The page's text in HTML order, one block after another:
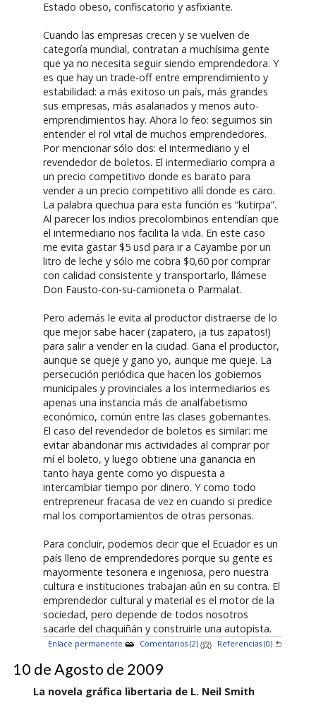
Estado obeso, confiscatorio y asfixiante.
Cuando las empresas crecen y se vuelven de
categoría mundial, contratan a muchísima gente
que ya no necesita seguir siendo emprendedora. Y
es que hay un trade-off entre emprendimiento y
estabilidad: a más exitoso un país, más grandes
sus empresas, más asalariados y menos auto-
emprendimientos hay. Ahora lo feo: seguimos sin
entender el rol vital de muchos emprendedores.
Por mencionar sólo dos: el intermediario y el
revendedor de boletos. El intermediario compra a
un precio competitivo donde es barato para
vender a un precio competitivo allí donde es caro.
La palabra quechua para esta función es “kutirpa”.
Al parecer los indios precolombinos entendían que
el intermediario nos facilita la vida. En este caso
me evita gastar $5 usd para ir a Cayambe por un
litro de leche y sólo me cobra $0,60 por comprar
con calidad consistente y transportarlo, llámese
Don Fausto-con-su-camioneta o Parmalat.
Pero además le evita al productor distraerse de lo
que mejor sabe hacer (zapatero, ¡a tus zapatos!)
para salir a vender en la ciudad. Gana el productor,
aunque se queje y gano yo, aunque me queje. La
persecución periódica que hacen los gobiernos
municipales y provinciales a los intermediarios es
apenas una instancia más de analfabetismo
económico, común entre las clases gobernantes.
El caso del revendedor de boletos es similar: me
evitar abandonar mis actividades al comprar por
mí el boleto, y luego obtiene una ganancia en
tanto haya gente como yo dispuesta a
intercambiar tiempo por dinero. Y como todo
entrepreneur fracasa de vez en cuando si predice
mal los comportamientos de otras personas.
Para concluir, podemos decir que el Ecuador es un
país lleno de emprendedores porque su gente es
mayormente tesonera e ingeniosa, pero nuestra
cultura e instituciones trabajan aún en su contra. El
emprendedor cultural y material es el motor de la
sociedad, pero depende de todos nosotros
sacarle del chaquiñán y construirle una autopista.
Enlace permanente Comentarios (2) Referencias (0)
10 de Agosto de 2009
La novela gráfica libertaria de L. Neil Smith